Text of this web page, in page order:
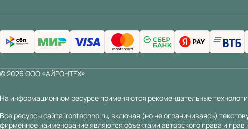
© 2026 ООО «АЙРОНТЕХ»
На информационном ресурсе применяются рекомендательные
Все ресурсы сайта irontechno.ru, включая (но не ограничиваясь)
фирменное наименование являются объектами авторского права и